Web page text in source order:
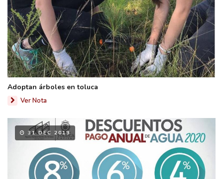
Adoptan árboles en toluca
Ver Nota
31 DEC 2019